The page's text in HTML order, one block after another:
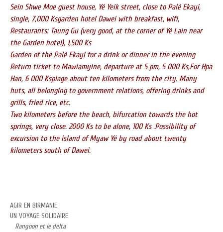
Sein Shwe Moe guest house, Yé Yeik street, close to Palé Ekayi,
single, 7,000 Ksgarden hotel Dawei with breakfast, wifi,
Restaurants: Taung Gu (very good, at the corner of Yé Lain near
the Garden hotel), 1,500 Ks
Garden of the Palé Ekayi for a drink or dinner in the evening
Return ticket to Mawlamyine, departure at 5 pm, 5 000 Ks,For Hpa
Han, 6 000 Ksplage about ten kilometers from the city. Many
huts, all belonging to government relations, offering drinks and
grills, fried rice, etc.
Two kilometers before the beach, bifurcation towards the hot
springs, very close. 2000 Ks to be alone, 100 Ks .Possibility of
excursion to the island of Myaw Yé by road about twenty
kilometers south of Dawei.
AGIR EN BIRMANIE
UN VOYAGE SOLIDAIRE
Rangoon et le delta